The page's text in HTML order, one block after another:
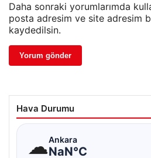
Daha sonraki yorumlarımda
posta adresim ve site adresim
kaydedilsin.
Hava Durumu
☁Ankara
NaN°C